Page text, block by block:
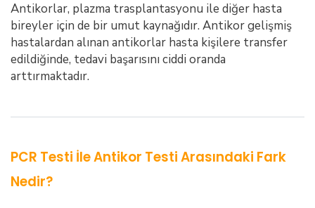
Antikorlar, plazma trasplantasyonu ile diğer hasta
bireyler için de bir umut kaynağıdır. Antikor gelişmiş
hastalardan alınan antikorlar hasta kişilere transfer
edildiğinde, tedavi başarısını ciddi oranda
arttırmaktadır.
PCR Testi İle Antikor Testi Arasındaki Fark
Nedir?